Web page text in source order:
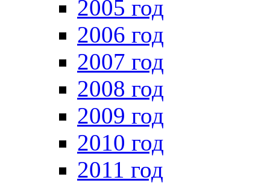
2005 год
2006 год
2007 год
2008 год
2009 год
2010 год
2011 год